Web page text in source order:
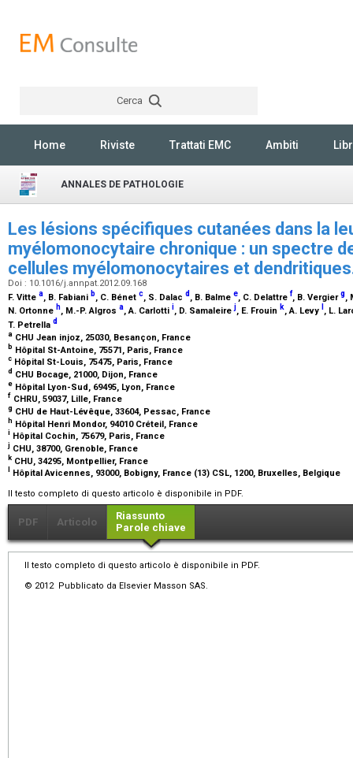
Cerca
Home Riviste Trattati EMC Ambiti
ANNALES DE PATHOLOGIE
Les lésions spécifiques cutanées dans la
myélomonocytaire chronique : un spectre
cellules myélomonocytaires et
Doi : 10.1016/j.annpat.2012.09.168
F. Vitte a, B. Fabiani b, C. Bénet c, S. Dalac d , B. Balme e, C. Delattre f, B. Vergierg,
N. Ortonne h, M.-P. Algros a, A. Carlotti i, D. Samaleirej, E. Frouin k, A. Levy , L.
T. Petrella d
a CHU Jean injoz, 25030, Besançon, France
b Hôpital St-Antoine, 75571, Paris, France
c Hôpital St-Louis, 75475, Paris, France
d CHU Bocage, 21000, Dijon, France
e Hôpital Lyon-Sud, 69495, Lyon, France
f CHRU, 59037, Lille, France
g CHU de Haut-Lévêque, 33604, Pessac, France
h Hôpital Henri Mondor, 94010 Créteil, France
i Hôpital Cochin, 75679, Paris, France
j CHU, 38700, Grenoble, France
k CHU, 34295, Montpellier, France
Hôpital Avicennes, 93000, Bobigny, France (13) CSL, 1200, Bruxelles, Belgique
Il testo completo di questo articolo è disponibile in PDF.
PDF Articolo
Riassunto
Parole chiave
Il testo completo di questo articolo è disponibile in PDF.
© 2012 Pubblicato da Elsevier Masson SAS.